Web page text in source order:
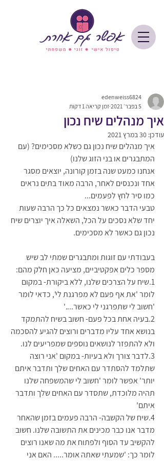
איך מנהלים שיח נכון
edenweiss6824
5 בפבר׳ 2021
זמן קריאה 1 דקות
עודכן: 30 במרץ 2021
איך מנהלים שיח נכון גם כשלא מסכימים? (עם
המתבגרים או בני הזוג שלנו)
אנחנו כמעט שנה בזמן קורונה, יוצאים מסגר
אחד ונכנסים לאחר, הרבה מאוד בתים נראים
כמו סיר לחץ לפעמים...
טבעי הדבר כאשר נמצאים כל כך הרבה שעות
יחד שלא נסכים על הכל, השאלה איך יוצרים שיח
נכון גם כאשר לא מסכימים.
בעבודתי עם זוגות ומתבגרים שמתי לב שיש
מספר כלים אפקטיביים, מציעה כאן חלק מהם:
1.שיח על הצרכים שלנו, ללא ביקורת- במקום
לומר 'את אף פעם לא מפרגנת לי', כדאי לומר
'חשוב לי שתפרגני לי כאשר....'
2.בעיה אחת בכל פעם- חשוב בשיח להתמקד
בנושא אחד עליו מדברים ורוצים להגיע להסכמה
ולא להתפזר לנושאים נוספים שמפריעים לנו.
3.לדבר צורך ולא בעיות- במקום 'אני רוצה
שתלמד להסתדר עם האחים שלך ותדבר איתם
יותר' אפשר לומר 'חשוב לי שהמשפחה שלנו
תהיה מלוכדת, שתסדר עם האחים שלך ותדבר
איתם'
4.שיח של הקשבה- הרבה פעמים בזמן שהאחר
מדבר אנו כבר מכינים את התשובה שלנו. חשוב
להקשיב עד הסוף ולפתוח את מה שאנו רוצים
לומר כך: 'שמעתי שאתה אומר..... האם אני